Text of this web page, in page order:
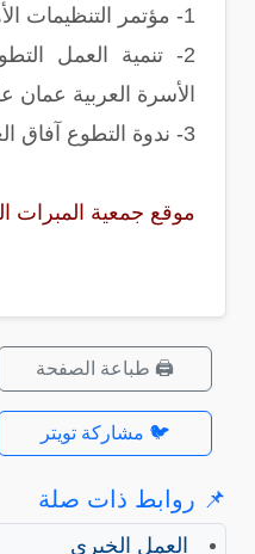
1-
مؤتمر التنظيمات
2-
تنمية العمل
الأسرة العربية عمان عام
3-
ندوة التطوع آفاق العام 2000
موقع جمعية المبرات
🖨️ طباعة الصفحة
🐦 مشاركة تويتر
📌 روابط ذات صلة
العمل الخيري